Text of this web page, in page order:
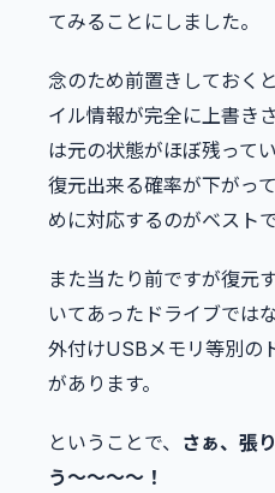
てみることにしました。
念のため前置きしておく
イル情報が完全に上書き
は元の状態がほぼ残って
復元出来る確率が下がっ
めに対応するのがベストで
また当たり前ですが復元
いてあったドライブでは
外付けUSBメモリ等別の
があります。
ということで、 さぁ、張
う〜〜〜〜！